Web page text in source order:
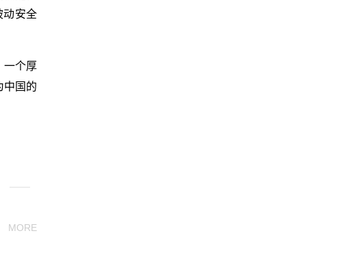
动安全
一个厚
中国的
MORE